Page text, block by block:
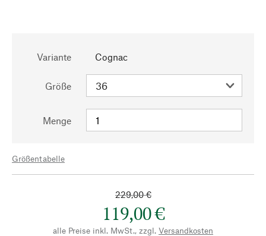
Variante Cognac
Größe
Menge
Größentabelle
229,00 €
119,00 €
alle Preise inkl. MwSt., zzgl. Versandkosten